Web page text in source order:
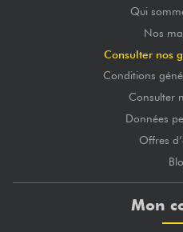
Qui
Nos
Consulter nos
Conditions
Consulter
Données
Offres
Mon